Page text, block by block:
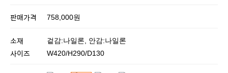
판매가격 758,000원
소재 겉감:나일론, 안감:나일론
사이즈 W420/H290/D130